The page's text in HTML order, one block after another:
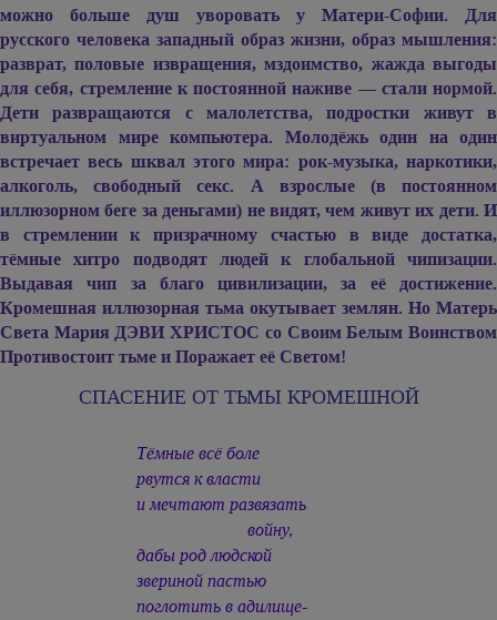
можно больше душ уворовать у Матери-Софии. Для
русского человека западный образ жизни, образ мышления:
разврат, половые извращения, мздоимство, жажда выгоды
для себя, стремление к постоянной наживе — стали нормой.
Дети развращаются с малолетства, подростки живут в
виртуальном мире компьютера. Молодёжь один на один
встречает весь шквал этого мира: рок-музыка, наркотики,
алкоголь, свободный секс. А взрослые (в постоянном
иллюзорном беге за деньгами) не видят, чем живут их дети. И
в стремлении к призрачному счастью в виде достатка,
тёмные хитро подводят людей к глобальной чипизации.
Выдавая чип за благо цивилизации, за её достижение.
Кромешная иллюзорная тьма окутывает землян. Но Матерь
Света Мария ДЭВИ ХРИСТОС со Своим Белым Воинством
Противостоит тьме и Поражает её Светом!
СПАСЕНИЕ ОТ ТЬМЫ КРОМЕШНОЙ
Тёмные всё боле
рвутся к власти
и мечтают развязать
войну,
дабы род людской
звериной пастью
поглотить в адилище-